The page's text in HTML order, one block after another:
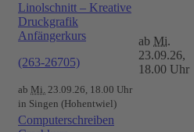
Linolschnitt – Kreative
Druckgrafik
Anfängerkurs
(263-26705)
ab Mi. 23.09.26, 18.00 Uhr
in Singen (Hohentwiel)
ab Mi.
23.09.26,
18.00 Uhr
Computerschreiben